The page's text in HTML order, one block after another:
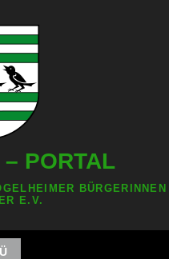
PORTAL
BÜRGERINNEN
E.V.